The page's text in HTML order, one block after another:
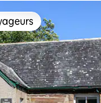
les plus